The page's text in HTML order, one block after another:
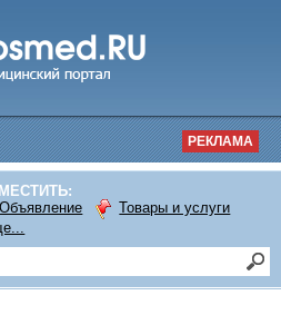
РЕКЛАМА
Объявление
Товары и услуги